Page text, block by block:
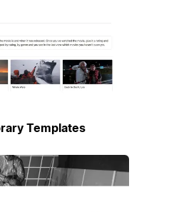
Templates